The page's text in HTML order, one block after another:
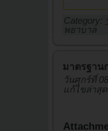
Category:
พยาบาล
มาตรฐาน
วันศุกร์ที่
แก้ไขล่าสุ